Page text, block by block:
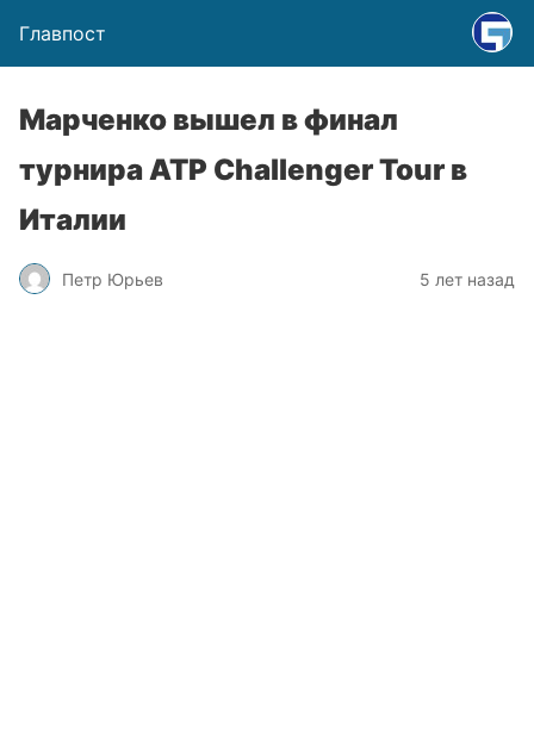
Главпост
Марченко вышел в финал
турнира ATP Challenger Tour в
Италии
Петр Юрьев 5 лет назад